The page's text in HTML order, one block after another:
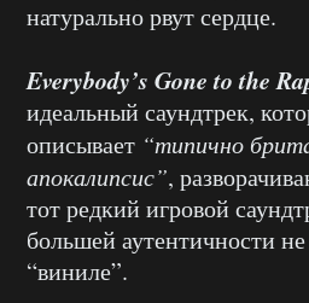
натурально рвут сердце.
Everybody’s Gone to the
идеальный саундтрек,
описывает “типично
апокалипсис”,
тот редкий игровой
большей аутентичности не
“виниле”.